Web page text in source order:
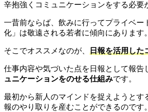
辛抱強くコミュニケーションをする必要
一昔前ならば、飲みに行ってプライベ
化」は敬遠される若者に傾向にあります。
そこでオススメなのが、 日報を活用した
仕事内容や気づいた点を日報として報告
ュニケーションをのせる仕組みです。
最初から新人のマインドを捉えようと
報のやり取りを産むことができるのです。